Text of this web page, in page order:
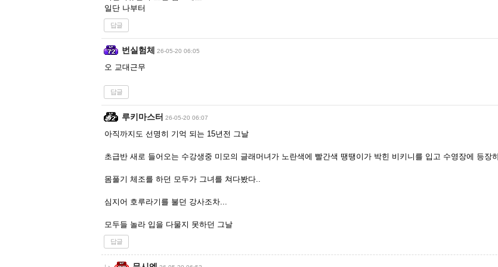
일단 나부터
답글
번실험체 26-05-20 06:05
오 교대근무
답글
루키마스터 26-05-20 06:07
아직까지도 선명히 기억 되는 15년전 그날
초급반 새로 들어오는 수강생중 미모의 글래머녀가 노란색에 빨간색 땡땡이가 박힌 비키니를 입고 수영장에 등장
몸풀기 체조를 하던 모두가 그녀를 쳐다봤다..
심지어 호루라기를 불던 강사조차...
모두들 놀라 입을 다물지 못하던 그날
답글